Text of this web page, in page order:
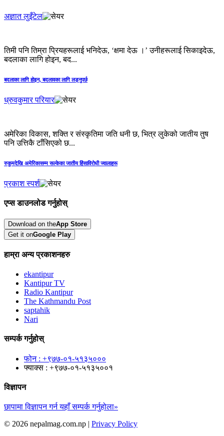
अज्ञात लुइँटेल
तिमी पनि तिम्रा प्रियहरूलाई भनिदेऊ, ‘क्षमा देऊ ।’ उनीहरूलाई सिकाइदेऊ,
बदलाका लागि होइन, बद...
बदलाका लागि होइन, बदलावका लागि लड्नुपर्छ
ध्रुवकुमार परियार
अमेरिका विकास, शक्ति र संस्कृतिमा जति धनी छ, भित्र लुकेको जातीय तुष
पनि उत्तिकै टाँसिएको छ...
रुकुमदेखि अमेरिकासम्म सल्केका जातीय हिंसाविरोधी ज्वालाहरू
प्रकाश स्पर्श
एप्स डाउनलोड गर्नुहोस्
Download on theApp Store
Get it onGoogle Play
हाम्रा अन्य प्रकाशनहरु
ekantipur
Kantipur TV
Radio Kantipur
The Kathmandu Post
saptahik
Nari
सम्पर्क गर्नुहोस्
फोन : +९७७-०१-५१३५०००
फ्याक्स : +९७७-०१-५१३५००१
विज्ञापन
छापामा विज्ञापन गर्न यहाँ सम्पर्क गर्नुहोला»
© 2026 nepalmag.com.np | Privacy Policy